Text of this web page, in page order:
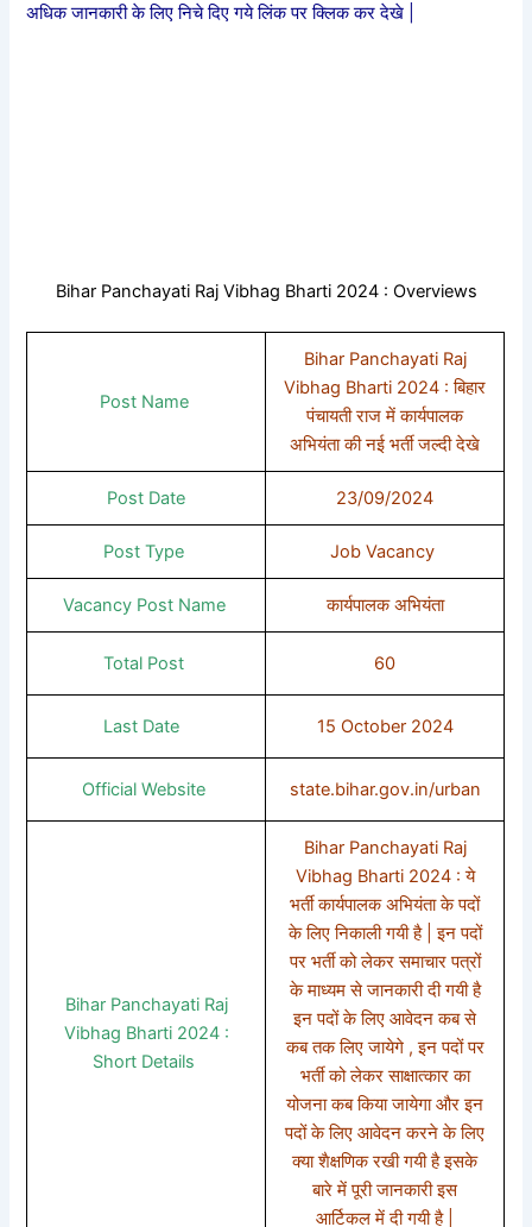
अधिक जानकारी के लिए निचे दिए गये लिंक पर क्लिक कर देखे |
Bihar Panchayati Raj Vibhag Bharti 2024 : Overviews
Post Name
Bihar Panchayati Raj
Vibhag Bharti 2024 : बिहार
पंचायती राज में कार्यपालक
अभियंता की नई भर्ती जल्दी देखे
Post Date 23/09/2024
Post Type Job Vacancy
Vacancy Post Name कार्यपालक अभियंता
Total Post 60
Last Date 15 October 2024
Official Website state.bihar.gov.in/urban
Bihar Panchayati Raj
Vibhag Bharti 2024 :
Short Details
Bihar Panchayati Raj
Vibhag Bharti 2024 : ये
भर्ती कार्यपालक अभियंता के पदों
के लिए निकाली गयी है | इन पदों
पर भर्ती को लेकर समाचार पत्रों
के माध्यम से जानकारी दी गयी है
इन पदों के लिए आवेदन कब से
कब तक लिए जायेगे , इन पदों पर
भर्ती को लेकर साक्षात्कार का
योजना कब किया जायेगा और इन
पदों के लिए आवेदन करने के लिए
क्या शैक्षणिक रखी गयी है इसके
बारे में पूरी जानकारी इस
आर्टिकल में दी गयी है |